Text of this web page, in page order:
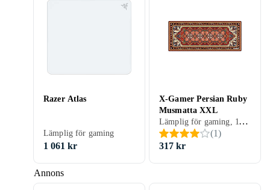
Annons
Razer Atlas
Lämplig för gaming
1 061 kr
X-Gamer Persian Ruby
Musmatta XXL
Lämplig för gaming, 1100 mm
(1)
317 kr